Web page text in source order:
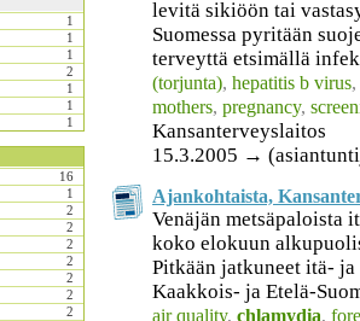
1
1
1
2
1
1
1
16
1
2
2
2
2
2
2
2
levitä sikiöön tai
Suomessa pyritään
terveyttä etsimällä
(torjunta), hepatitis b virus,
mothers, pregnancy,
Kansanterveyslaitos
15.3.2005 →
Ajankohtaista,
Venäjän metsäpaloista
koko elokuun
Pitkään jatkuneet itä-
Kaakkois- ja Etelä-
air quality, chlamydia,